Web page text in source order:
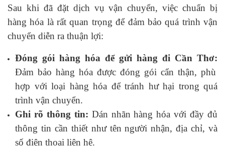
Sau khi đã đặt dịch vụ vận chuyển, việc chuẩn bị
hàng hóa là rất quan trọng để đảm bảo quá trình vận
chuyển diễn ra thuận lợi:
Đóng gói hàng hóa để gửi hàng đi Cần Thơ:
Đảm bảo hàng hóa được đóng gói cẩn thận, phù
hợp với loại hàng hóa để tránh hư hại trong quá
trình vận chuyển.
Ghi rõ thông tin: Dán nhãn hàng hóa với đầy đủ
thông tin cần thiết như tên người nhận, địa chỉ, và
số điện thoại liên hệ.